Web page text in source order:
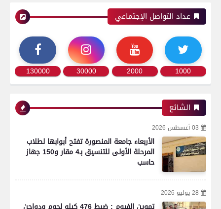
عداد التواصل الإجتماعي
1000
2000
30000
130000
الشائع
03 أغسطس 2026
الأربعاء جامعة المنصورة تفتح أبوابها لطلاب
المرحلة الأولى للتنسيق بـ4 مقار و150 جهاز
حاسب
28 يوليو 2026